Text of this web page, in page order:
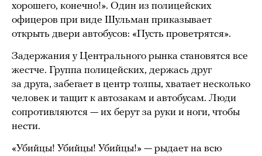
хорошего, конечно!». Один из полицейских
офицеров при виде Шульман приказывает
открыть двери автобусов: «Пусть проветрятся».
Задержания у Центрального рынка становятся все
жестче. Группа полицейских, держась друг
за друга, забегает в центр толпы, хватает несколько
человек и тащит к автозакам и автобусам. Люди
сопротивляются — их берут за руки и ноги, чтобы
нести.
«Убийцы! Убийцы! Убийцы!» — рыдает на всю